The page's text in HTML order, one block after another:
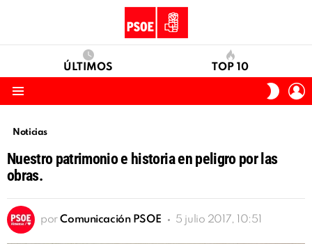
ÚLTIMOS TOP 10
SKIN
Noticias
Nuestro patrimonio e historia en peligro por las
obras.
por Comunicación PSOE 5 julio 2017, 10:51